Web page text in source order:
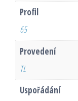
Profil
65
Provedení
TL
Uspořádání